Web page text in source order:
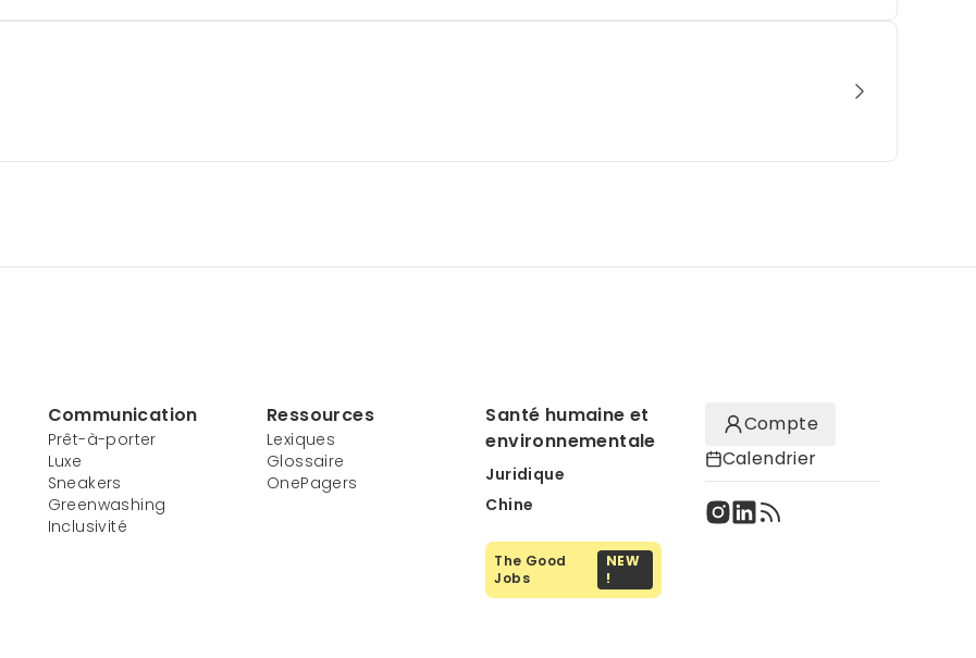
Communication
Prêt-à-porter
Luxe
Sneakers
Greenwashing
Inclusivité
Ressources
Lexiques
Glossaire
OnePagers
Santé humaine et
environnementale
Juridique
Chine
The Good
Jobs
NEW
!
Compte
Calendrier